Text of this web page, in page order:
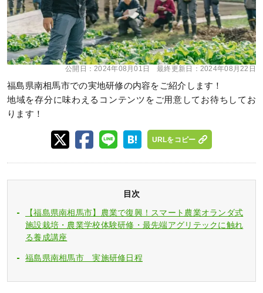
公開日： 2024年08月01日 最終更新日： 2024年08月22日
福島県南相馬市での実地研修の内容をご紹介します！
地域を存分に味わえるコンテンツをご用意してお待ちしてお
ります！
URLをコピー
目次
【福島県南相馬市】農業で復興！スマート農業オランダ式
施設栽培・農業学校体験研修・最先端アグリテックに触れ
る養成講座
福島県南相馬市 実施研修日程